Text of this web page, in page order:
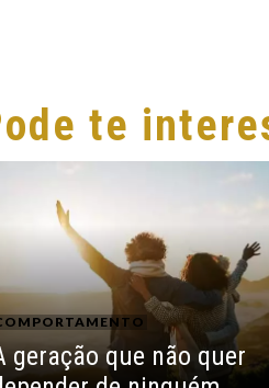
te
geração que não quer